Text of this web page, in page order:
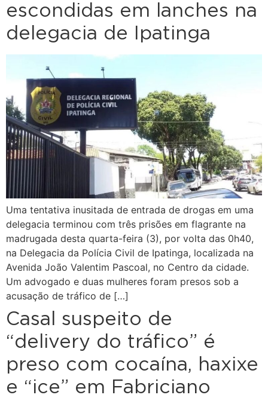
escondidas em lanches na
delegacia de Ipatinga
Uma tentativa inusitada de entrada de drogas em uma
delegacia terminou com três prisões em flagrante na
madrugada desta quarta-feira (3), por volta das 0h40,
na Delegacia da Polícia Civil de Ipatinga, localizada na
Avenida João Valentim Pascoal, no Centro da cidade.
Um advogado e duas mulheres foram presos sob a
acusação de tráfico de […]
Casal suspeito de
“delivery do tráfico” é
preso com cocaína, haxixe
e “ice” em Fabriciano